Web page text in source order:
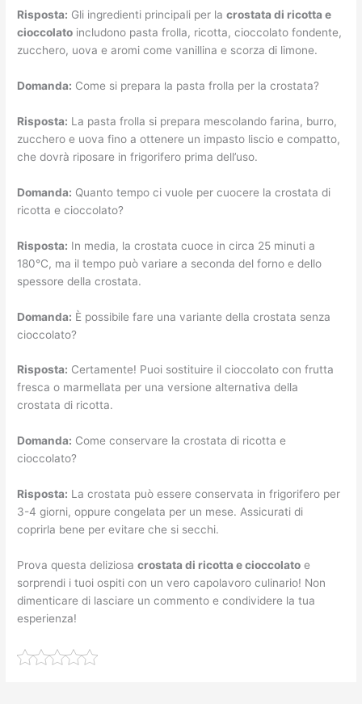
Risposta: Gli ingredienti principali per lacrostata di ricotta e
cioccolato includono pasta frolla, ricotta, cioccolato fondente,
zucchero, uova e aromi come vanillina e scorza di limone.
Domanda: Come si prepara la pasta frolla per la crostata?
Risposta: La pasta frolla si prepara mescolando farina, burro,
zucchero e uova fino a ottenere un impasto liscio e compatto,
che dovrà riposare in frigorifero prima dell’uso.
Domanda: Quanto tempo ci vuole per cuocere la crostata di
ricotta e cioccolato?
Risposta: In media, la crostata cuoce in circa 25 minuti a
180°C, ma il tempo può variare a seconda del forno e dello
spessore della crostata.
Domanda: È possibile fare una variante della crostata senza
cioccolato?
Risposta: Certamente! Puoi sostituire il cioccolato con frutta
fresca o marmellata per una versione alternativa della
crostata di ricotta.
Domanda: Come conservare la crostata di ricotta e
cioccolato?
Risposta: La crostata può essere conservata in frigorifero per
3-4 giorni, oppure congelata per un mese. Assicurati di
coprirla bene per evitare che si secchi.
Prova questa deliziosacrostata di ricotta e cioccolato e
sorprendi i tuoi ospiti con un vero capolavoro culinario! Non
dimenticare di lasciare un commento e condividere la tua
esperienza!